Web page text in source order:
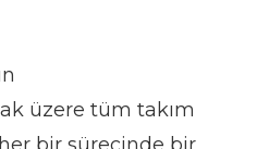
üzere tüm takım